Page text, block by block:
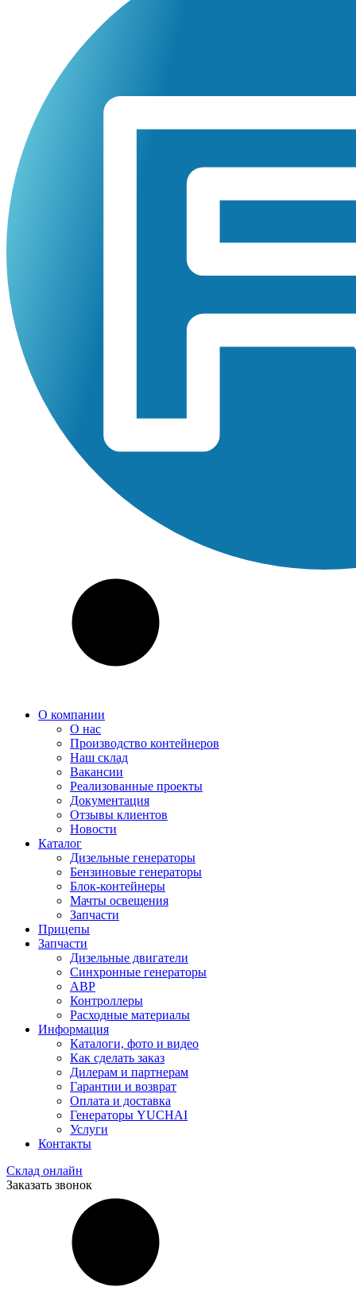
О компании
О нас
Производство контейнеров
Наш склад
Вакансии
Реализованные проекты
Документация
Отзывы клиентов
Новости
Каталог
Дизельные генераторы
Бензиновые генераторы
Блок-контейнеры
Мачты освещения
Запчасти
Прицепы
Запчасти
Дизельные двигатели
Синхронные генераторы
АВР
Контроллеры
Расходные материалы
Информация
Каталоги, фото и видео
Как сделать заказ
Дилерам и партнерам
Гарантии и возврат
Оплата и доставка
Генераторы YUCHAI
Услуги
Контакты
Склад онлайн
Заказать звонок